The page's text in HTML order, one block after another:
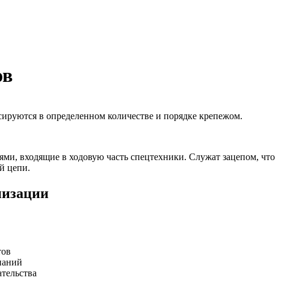
в определенном количестве и порядке крепежом.
входящие в ходовую часть спецтехники. Служат зацепом, что
цепи.